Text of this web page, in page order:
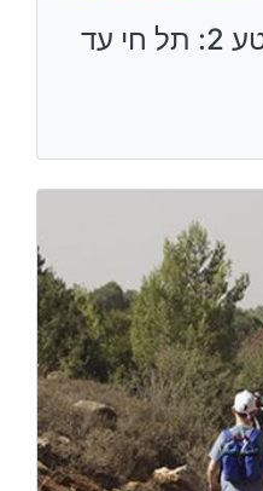
שביל ישראל - מקטע 2: תל חי עד